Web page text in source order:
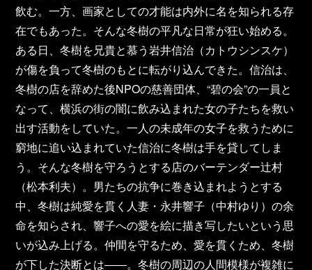
飲む。一方、画家としての才能は内外に名を知られる存
在でもあった。そんな冬樹の平凡な日常が狂い始める。
ある日、冬樹を兄貴と慕う岩井信治（カトウシンスケ）
が傷を負って冬樹のもとに転がり込んできた。信治は、
冬樹の店を辞めた後NPOの慈善団体、“碧の会”の一員と
なって、横浜の街の闇に飲み込まれた女の子たちを救い
出す活動をしていた。一人の未成年の女子を救うために
窮地に追い込まれていた信治に冬樹は手を貸してしま
う。そんな冬樹を守ろうとする店のバーテンダー辻村
（松本利夫）。男たちの抗争に巻き込まれようとする
中、冬樹は純愛を貫く人妻・永井響子（中村ゆり）の余
命を知らされ、響子への愛を絵に描き写したいという思
いが込み上げる。仲間を守るため、愛を貫くため、冬樹
が下した決断とは――。冬樹の周辺の人間模様が複雑に